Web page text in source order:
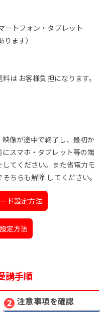
ートフォン・タブレット
ます）
は お客様負担になります。
像が途中で終了し、最初か
スマホ・タブレット等の端
てください。また省電力モ
ちらも解除 してください。
ド設定方法
定方法
講手順
❷ 注意事項を確認